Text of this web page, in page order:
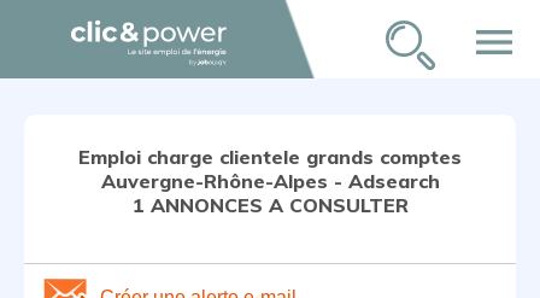
menu
Emploi charge clientele grands comptes
Auvergne-Rhône-Alpes - Adsearch
1 ANNONCES A CONSULTER